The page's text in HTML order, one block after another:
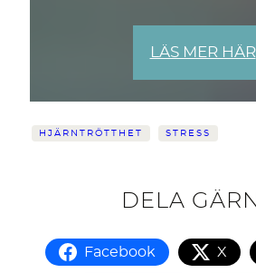
LÄS MER HÄR
HJÄRNTRÖTTHET STRESS
DELA
Facebook X